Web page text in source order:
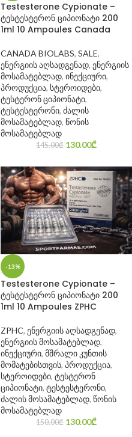
Testesterone Cypionate –
ტესტესტერონ ციპიონატი 200
1ml 10 Ampoules Canada
CANADA BIOLABS, SALE,
ენერგიის აღსადგენად, ენერგიის
მოსამატებლად, ინექციური,
პროდუქცია, სტეროიდები,
ტესტერონ ციპიონატი,
ტესტესტერონი, ძალის
მოსამატებლად, წონის
მოსამატებლად
145.00₾ 130.00₾
-13%
Testesterone Cypionate –
ტესტესტერონ ციპიონატი 200
1ml 10 Ampoules ZPHC
ZPHC, ენერგიის აღსადგენად,
ენერგიის მოსამატებლად,
ინექციური, მშრალი კუნთის
მომატებისთვის, პროდუქცია,
სტეროიდები, ტესტერონ
ციპიონატი, ტესტესტერონი,
ძალის მოსამატებლად, წონის
მოსამატებლად
150.00₾ 130.00₾